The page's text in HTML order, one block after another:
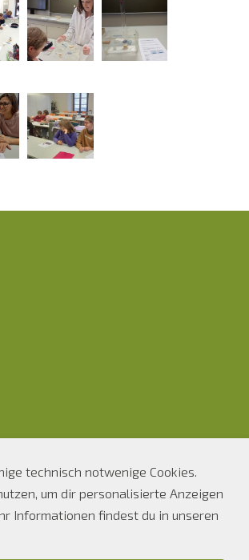
technisch notwenige Cookies.
um dir personalisierte Anzeigen
Informationen findest du in unseren